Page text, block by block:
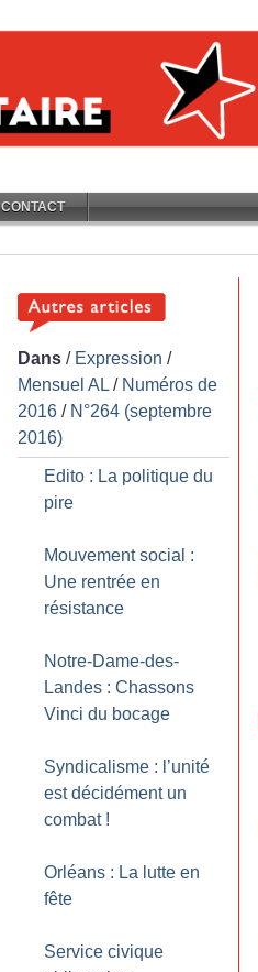
CONTACT
Dans / Expression /
Mensuel AL / Numéros de
2016 / N°264 (septembre
2016)
Edito : La politique du
pire
Mouvement social :
Une rentrée en
résistance
Notre-Dame-des-
Landes : Chassons
Vinci du bocage
Syndicalisme : l’unité
est décidément un
combat !
Orléans : La lutte en
fête
Service civique